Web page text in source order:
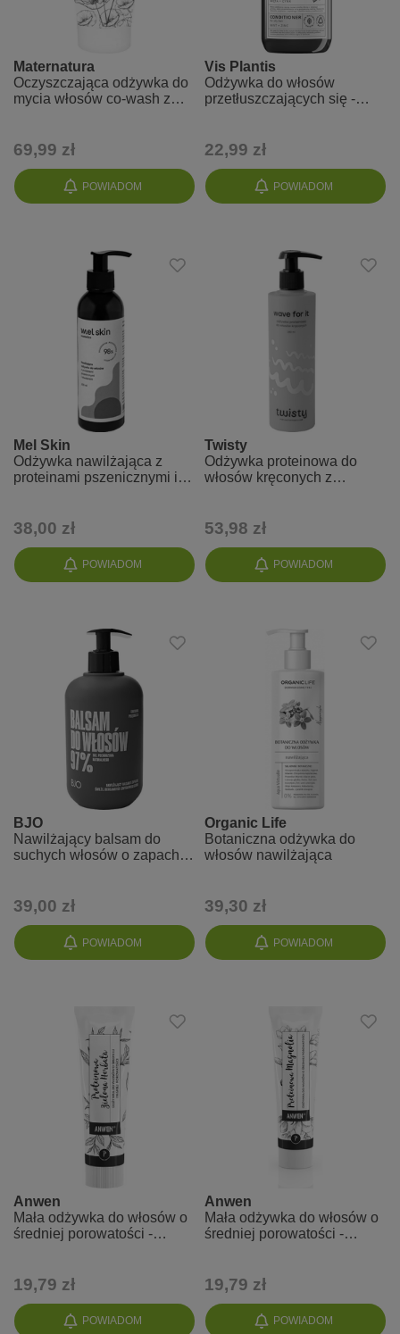
POWIADOM
Maternatura
Oczyszczająca odżywka do
mycia włosów co-wash z
69,99 zł
POWIADOM
Vis Plantis
Odżywka do włosów
przetłuszczających się -
22,99 zł
POWIADOM
Mel Skin
Odżywka nawilżająca z
proteinami pszenicznymi i
38,00 zł
POWIADOM
Twisty
Odżywka proteinowa do
włosów kręconych z
53,98 zł
POWIADOM
BJO
Nawilżający balsam do
suchych włosów o zapachu
39,00 zł
POWIADOM
Organic Life
Botaniczna odżywka do
włosów nawilżająca
39,30 zł
POWIADOM
Anwen
Mała odżywka do włosów o
średniej porowatości -
19,79 zł
POWIADOM
Anwen
Mała odżywka do włosów o
średniej porowatości -
19,79 zł